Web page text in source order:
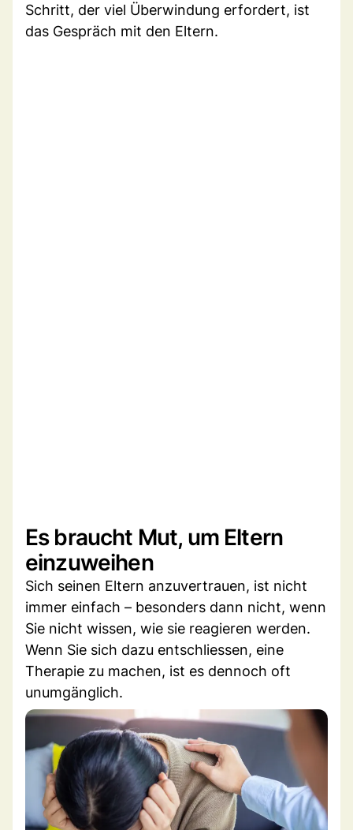
Schritt, der viel Überwindung erfordert, ist
das Gespräch mit den Eltern.
Es braucht Mut, um Eltern
einzuweihen
Sich seinen Eltern anzuvertrauen, ist nicht
immer einfach – besonders dann nicht, wenn
Sie nicht wissen, wie sie reagieren werden.
Wenn Sie sich dazu entschliessen, eine
Therapie zu machen, ist es dennoch oft
unumgänglich.